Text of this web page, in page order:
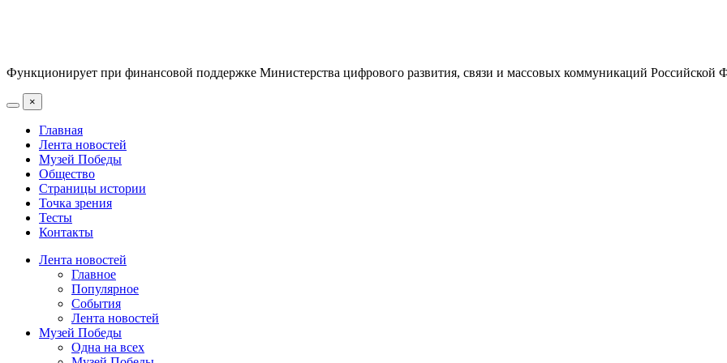
Функционирует при финансовой поддержке Министерства цифрового развития, связи и массовых коммуникаций Российской
×
Главная
Лента новостей
Музей Победы
Общество
Страницы истории
Точка зрения
Тесты
Контакты
Лента новостей
Главное
Популярное
События
Лента новостей
Музей Победы
Одна на всех